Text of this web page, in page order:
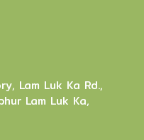
Lam Luk Ka Rd.,
Lam Luk Ka,